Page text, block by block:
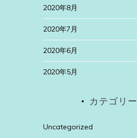
2020年8月
2020年7月
2020年6月
2020年5月
カテゴリー
Uncategorized